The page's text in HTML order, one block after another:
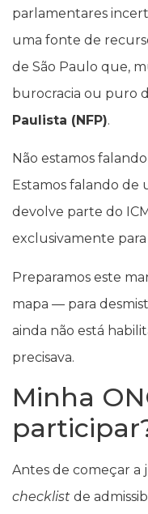
parlamentares
uma fonte de
de São Paulo que,
burocracia ou puro
Paulista (NFP).
Não estamos
Estamos falando de
devolve parte do
exclusivamente
Preparamos este
mapa — para
ainda não está
precisava.
Minha
Antes de começar a
checklist de